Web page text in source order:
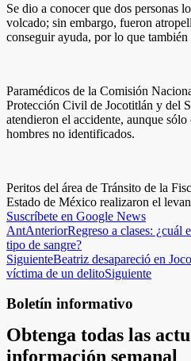
Se dio a conocer que dos personas
volcado; sin embargo, fueron
conseguir ayuda, por lo que
Paramédicos de la Comisión
Protección Civil de Jocotitlán y del
atendieron el accidente, aunque
hombres no identificados.
Peritos del área de Tránsito de la
Estado de México realizaron el
Suscríbete en Google News
AntAnteriorRegreso a clases: ¿cuál
tipo de sangre?
SiguienteBeatriz desapareció en
víctima de un delitoSiguiente
Boletín informativo
Obtenga todas las
información semanal